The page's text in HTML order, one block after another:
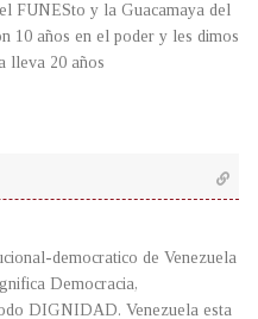
FUNESto y la Guacamaya del
10 años en el poder y les dimos
lleva 20 años
democratico de Venezuela
Democracia,
DIGNIDAD. Venezuela esta